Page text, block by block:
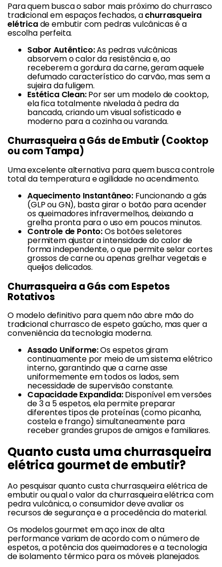
Para quem busca o sabor mais próximo do churrasco
tradicional em espaços fechados, achurrasqueira
elétricade embutir com pedras vulcânicas é a
escolha perfeita.
Sabor Autêntico:As pedras vulcânicas
absorvem o calor da resistência e, ao
receberem a gordura da carne, geram aquele
defumado característico do carvão, mas sem a
sujeira da fuligem.
Estética Clean:Por ser um modelo de cooktop,
ela fica totalmente nivelada à pedra da
bancada, criando um visual sofisticado e
moderno para a cozinha ou varanda.
Churrasqueira a Gás de Embutir (Cooktop
ou com Tampa)
Uma excelente alternativa para quem busca controle
total da temperatura e agilidade no acendimento.
Aquecimento Instantâneo: Funcionando a gás
(GLP ou GN), basta girar o botão para acender
os queimadores infravermelhos, deixando a
grelha pronta para o uso em poucos minutos.
Controle de Ponto:Os botões seletores
permitem ajustar a intensidade do calor de
forma independente, o que permite selar cortes
grossos de carne ou apenas grelhar vegetais e
queijos delicados.
Churrasqueira a Gás com Espetos
Rotativos
O modelo definitivo para quem não abre mão do
tradicional churrasco de espeto gaúcho, mas quer a
conveniência da tecnologia moderna.
Assado Uniforme:Os espetos giram
continuamente por meio de um sistema elétrico
interno, garantindo que a carne asse
uniformemente em todos os lados, sem
necessidade de supervisão constante.
Capacidade Expandida:Disponível em versões
de 3 a 5 espetos, ela permite preparar
diferentes tipos de proteínas (como picanha,
costela e frango) simultaneamente para
receber grandes grupos de amigos e familiares.
Quanto custa uma churrasqueira
elétrica gourmet de embutir?
Ao pesquisar quanto custa churrasqueira elétrica de
embutir ou qual o valor da churrasqueira elétrica com
pedra vulcânica, o consumidor deve avaliar os
recursos de segurança e a procedência do material.
Os modelos gourmet em aço inox de alta
performance variam de acordo com o número de
espetos, a potência dos queimadores e a tecnologia
de isolamento térmico para os móveis planejados.